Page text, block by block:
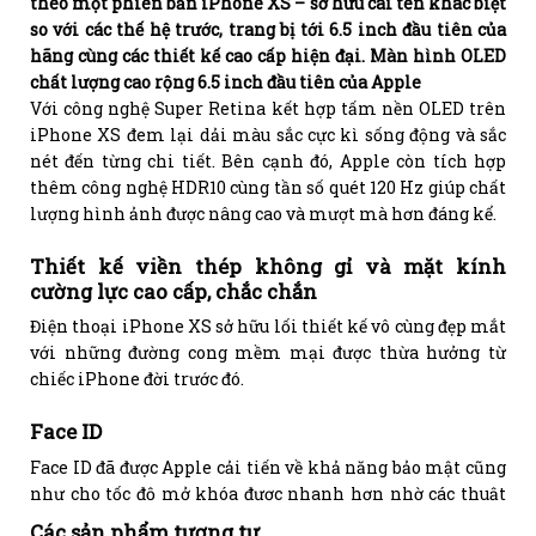
so với các thế hệ trước, trang bị tới 6.5 inch đầu tiên của
hãng cùng các thiết kế cao cấp hiện đại. Màn hình OLED
chất lượng cao rộng 6.5 inch đầu tiên của Apple
Với công nghệ Super Retina kết hợp tấm nền OLED trên
iPhone XS đem lại dải màu sắc cực kì sống động và sắc
nét đến từng chi tiết. Bên cạnh đó, Apple còn tích hợp
thêm công nghệ HDR10 cùng tần số quét 120 Hz giúp chất
lượng hình ảnh được nâng cao và mượt mà hơn đáng kể.
Thiết kế viền thép không gỉ và mặt kính
cường lực cao cấp, chắc chắn
Điện thoại iPhone XS sở hữu lối thiết kế vô cùng đẹp mắt
với những đường cong mềm mại được thừa hưởng từ
chiếc iPhone đời trước đó.
Face ID
Face ID đã được Apple cải tiến về khả năng bảo mật cũng
như cho tốc độ mở khóa được nhanh hơn nhờ các thuật
toán mới Bên cạnh đó, tính năng Animoji cũng được cập